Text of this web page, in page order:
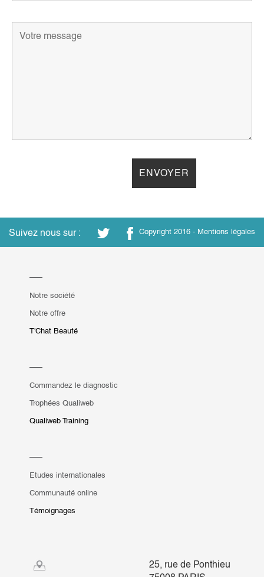
Suivez nous sur : Copyright 2016 - Mentions légales
Notre société
Notre offre
T'Chat Beauté
Commandez le diagnostic
Trophées Qualiweb
Qualiweb Training
Etudes internationales
Communauté online
Témoignages
25, rue de Ponthieu